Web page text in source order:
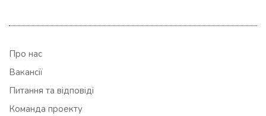
Про нас
Вакансії
Питання та відповіді
Команда проекту